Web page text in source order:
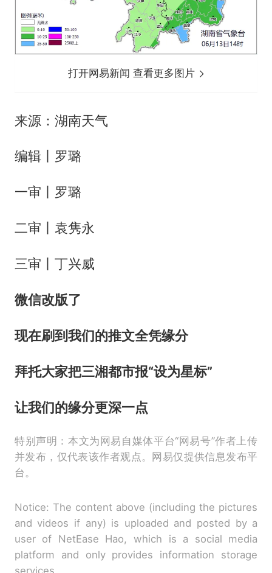
打开网易新闻 查看更多图片
来源：湖南天气
编辑丨罗璐
一审丨罗璐
二审丨袁隽永
三审丨丁兴威
微信改版了
现在刷到我们的推文全凭缘分
拜托大家把三湘都市报“设为星标”
让我们的缘分更深一点
特别声明：本文为网易自媒体平台“网易号”作者上传
并发布，仅代表该作者观点。网易仅提供信息发布平
台。
Notice: The content above (including the pictures
and videos if any) is uploaded and posted by a
user of NetEase Hao, which is a social media
platform and only provides information storage
services.